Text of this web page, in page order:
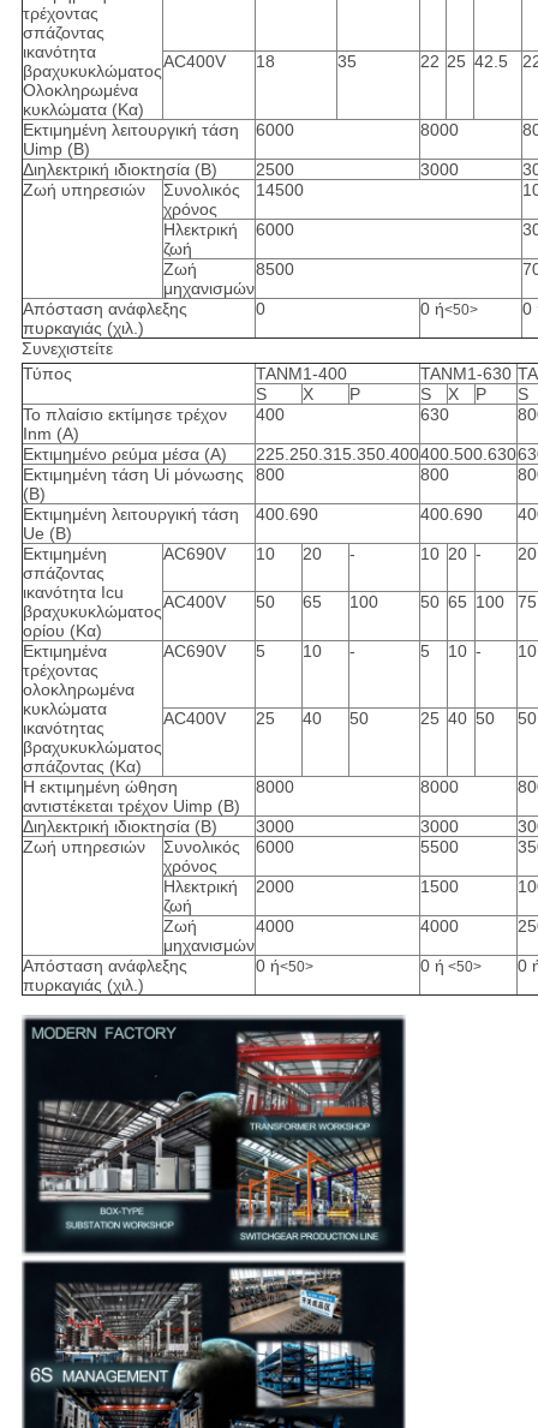
τρέχοντας
σπάζοντας
ικανότητα
βραχυκυκλώματος
Ολοκληρωμένα
κυκλώματα (Κα)
AC400V 18 35 22 25 42.5
Εκτιμημένη λειτουργική τάση
Uimp (Β)
6000 8000
Διηλεκτρική ιδιοκτησία (Β) 2500 3000
Ζωή υπηρεσιών
Συνολικός
χρόνος
14500
Ηλεκτρική
ζωή
6000
Ζωή
μηχανισμών
8500
Απόσταση ανάφλεξης
πυρκαγιάς (χιλ.)
0 0 ή<50> 0
Συνεχιστείτε
Τύπος
TANM1-400 TANM1-630
S
Χ Ρ S Χ Ρ
S
Το πλαίσιο εκτίμησε τρέχον
Inm (Α)
400 630
Εκτιμημένο ρεύμα μέσα (Α) 225.250.315.350.400400.500.630
Εκτιμημένη τάση Ui μόνωσης
(Β)
800 800
Εκτιμημένη λειτουργική τάση
Ue (Β)
400.690 400.690
Εκτιμημένη
σπάζοντας
ικανότητα Icu
βραχυκυκλώματος
ορίου (Κα)
AC690V 10 20 - 10 20 - 20
AC400V 50 65 100 50 65 100 75
Εκτιμημένα
τρέχοντας
ολοκληρωμένα
κυκλώματα
ικανότητας
βραχυκυκλώματος
σπάζοντας (Κα)
AC690V 5 10 - 5 10 - 10
AC400V 25 40 50 25 40 50 50
Η εκτιμημένη ώθηση
αντιστέκεται τρέχον Uimp (Β)
8000 8000
Διηλεκτρική ιδιοκτησία (Β) 3000 3000
Ζωή υπηρεσιών
Συνολικός
χρόνος
6000 5500
Ηλεκτρική
ζωή
2000 1500
Ζωή
μηχανισμών
4000 4000
Απόσταση ανάφλεξης
πυρκαγιάς (χιλ.)
0 ή<50> 0 ή <50> 0